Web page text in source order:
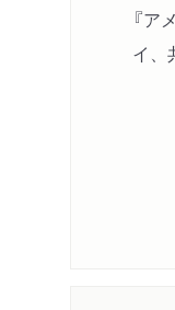
『ア
イ、